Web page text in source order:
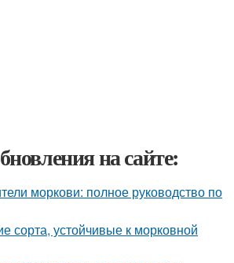
на сайте:
моркови: полное руководство по
сорта, устойчивые к морковной